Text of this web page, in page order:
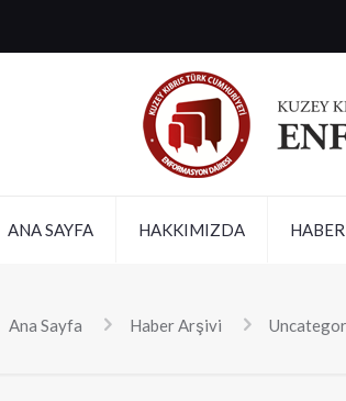
ANA SAYFA HAKKIMIZDA
Ana Sayfa Haber Arşivi